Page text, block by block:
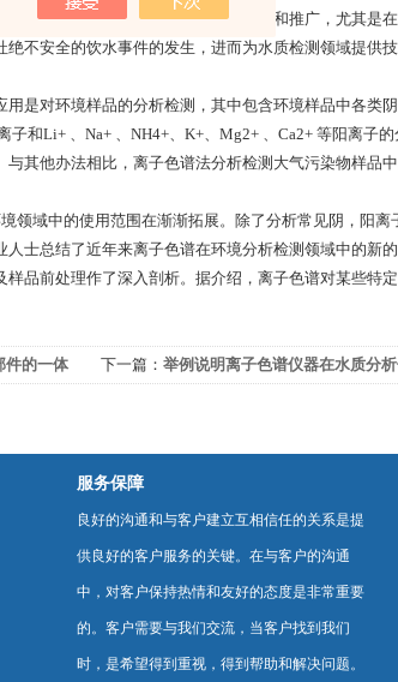
离子色谱检测方法也获得更多的普及和推广，尤其是
不安全的饮水事件的发生，进而为水质检测领域提供技
是对环境样品的分析检测，其中包含环境样品中各类
子和Li+ 、Na+ 、NH4+、K+、Mg2+ 、Ca2+ 等阳离子
其他办法相比，离子色谱法分析检测大气污染物样品中
领域中的使用范围在渐渐拓展。除了分析常见阴，阳
士总结了近年来离子色谱在环境分析检测领域中的新
品前处理作了深入剖析。据介绍，离子色谱对某些特
件的一体
下一篇： 举例说明离子色谱仪器在水质分
服务保障
良好的沟通和与客户建立互相信任的关系是提
供良好的客户服务的关键。在与客户的沟通
中，对客户保持热情和友好的态度是非常重要
的。客户需要与我们交流，当客户找到我们
时，是希望得到重视，得到帮助和解决问题。